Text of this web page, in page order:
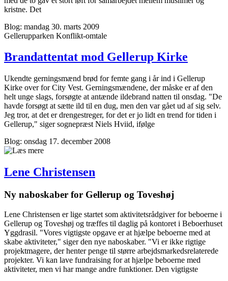
kristne. Det
Blog: mandag 30. marts 2009
Gellerupparken Konflikt-omtale
Brandattentat mod Gellerup Kirke
Ukendte gerningsmænd brød for femte gang i år ind i Gellerup
Kirke over for City Vest. Gerningsmændene, der måske er af den
helt unge slags, forsøgte at antænde ildebrand natten til onsdag. "De
havde forsøgt at sætte ild til en dug, men den var gået ud af sig selv.
Jeg tror, at det er drengestreger, for det er jo lidt en trend for tiden i
Gellerup," siger sognepræst Niels Hviid, ifølge
Blog: onsdag 17. december 2008
Lene Christensen
Ny naboskaber for Gellerup og Toveshøj
Lene Christensen er lige startet som aktivitetsrådgiver for beboerne i
Gellerup og Toveshøj og træffes til daglig på kontoret i Beboerhuset
Yggdrasil. "Vores vigtigste opgave er at hjælpe beboerne med at
skabe aktiviteter," siger den nye naboskaber. "Vi er ikke rigtige
projektmagere, der henter penge til større arbejdsmarkedsrelaterede
projekter. Vi kan lave fundraising for at hjælpe beboerne med
aktiviteter, men vi har mange andre funktioner. Den vigtigste